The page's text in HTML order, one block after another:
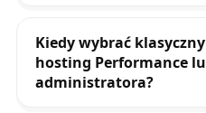
Kiedy wybrać
hosting Performance
administratora?